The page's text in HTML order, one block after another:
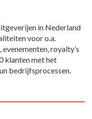
in Nederland
voor o.a.
royalty’s
klanten met het
bedrijfsprocessen.